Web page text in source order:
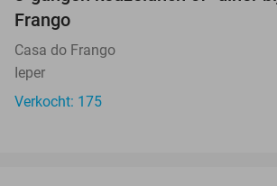
Frango
Casa do Frango
Ieper
Verkocht: 175